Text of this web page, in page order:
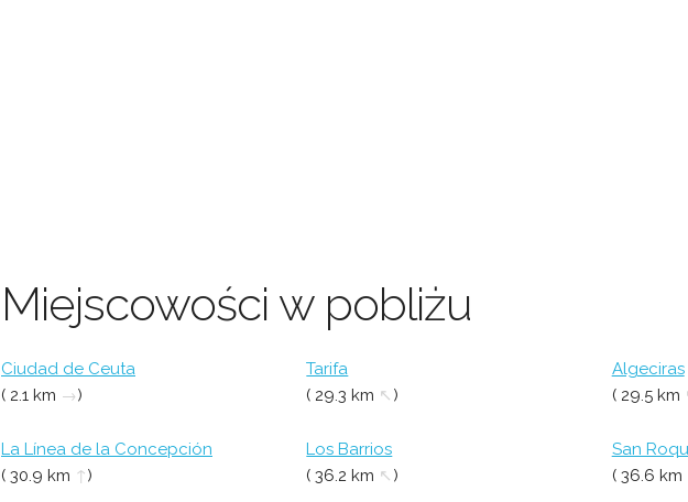
Miejscowości w pobliżu
Ciudad de Ceuta
( 2.1 km →)
La Línea de la Concepción
( 30.9 km ↑)
Tarifa
( 29.3 km ↖ )
Los Barrios
( 36.2 km ↖ )
Algeciras
( 29.5 km
San
( 36.6 km